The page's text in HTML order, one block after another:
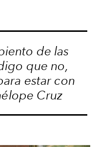
de las
que no,
estar con
Cruz